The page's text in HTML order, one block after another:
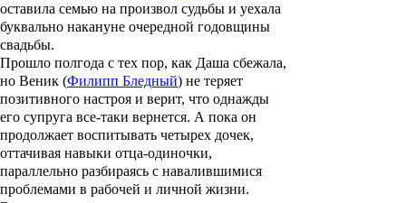
оставила семью на произвол судьбы и уехала
буквально накануне очередной годовщины
свадьбы.
Прошло полгода с тех пор, как Даша сбежала,
но Веник (Филипп Бледный) не теряет
позитивного настроя и верит, что однажды
его супруга все-таки вернется. А пока он
продолжает воспитывать четырех дочек,
оттачивая навыки отца-одиночки,
параллельно разбираясь с навалившимися
проблемами в рабочей и личной жизни.